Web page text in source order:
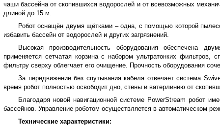
чаши бассейна от скопившихся водорослей и от всевозможных
длиной до 15 м.
Робот оснащён двумя щётками – одна, с помощью которой
избавить бассейн от водорослей и других загрязнений.
Высокая производительность оборудования обеспечена
применяется сетчатая корзина с набором ультратонких
фильтру сверху облегчает его очищение. Прочность оборудования
За передвижение без спутывания кабеля отвечает система
время робот полностью освободит дно, стены и ватерлинию от
Благодаря новой навигационной системе PowerStream робот
бассейнов. Управление роботом осуществляется в автоматическом
Технические характеристики: